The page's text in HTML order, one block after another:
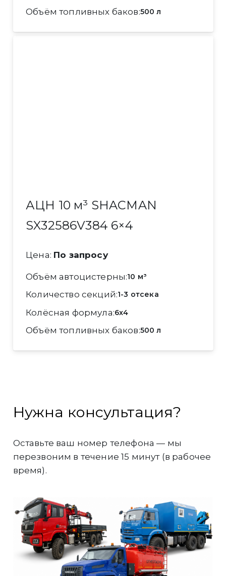
Объём топливных баков 500 л
АЦН 10 м³ SHACMAN
SX32586V384 6×4
Цена: По запросу
Объём автоцистерны 10 м³
Количество секций 1-3 отсека
Колёсная формула 6x4
Объём топливных баков 500 л
Нужна консультация?
Оставьте ваш номер телефона — мы
перезвоним в течение 15 минут (в рабочее
время).